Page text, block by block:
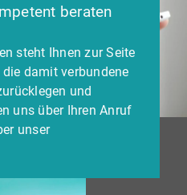
beraten
steht Ihnen zur Seite
damit verbundene
und
uns über Ihren Anruf
unser